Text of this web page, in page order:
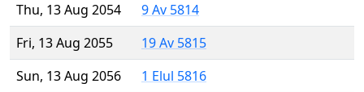
Thu, 13 Aug 2054
9 Av 5814
Fri, 13 Aug 2055
19 Av 5815
Sun, 13 Aug 2056
1 Elul 5816